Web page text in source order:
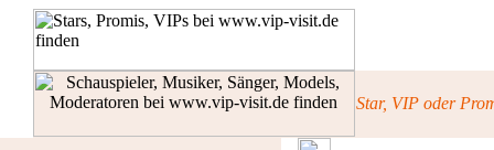
Star, VIP oder